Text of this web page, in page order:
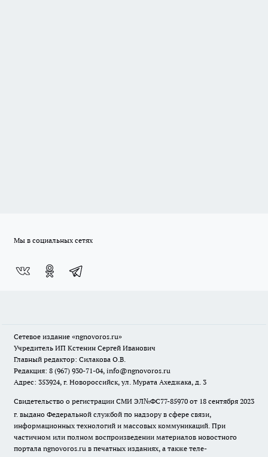
Мы в социальных сетях
Сетевое издание «ngnovoros.ru»
Учредитель ИП Кстенин Сергей Иванович
Главный редактор: Силакова О.В.
Редакция: 8 (967) 930-71-04, info@ngnovoros.ru
Адрес: 353924, г. Новороссийск, ул. Мурата Ахеджака, д. 3
Свидетельство о регистрации СМИ ЭЛ№ФС77-85970 от 18 сентября 2023
г. выдано Федеральной службой по надзору в сфере связи,
информационных технологий и массовых коммуникаций. При
частичном или полном воспроизведении материалов новостного
портала ngnovoros.ru в печатных изданиях, а также теле-